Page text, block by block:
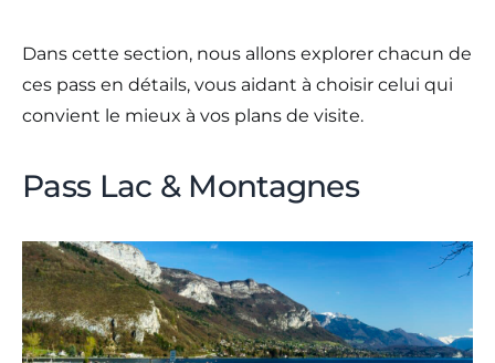
Dans cette section, nous allons explorer chacun de
ces pass en détails, vous aidant à choisir celui qui
convient le mieux à vos plans de visite.
Pass Lac & Montagnes